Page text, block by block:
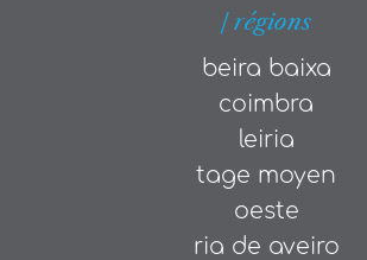
| régions
beira baixa
coimbra
leiria
tage moyen
oeste
ria de aveiro